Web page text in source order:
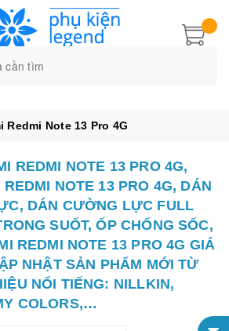
Redmi Note 13 Pro 4G
REDMI NOTE 13 PRO 4G,
NOTE 13 PRO 4G, DÁN
DÁN CƯỜNG LỰC FULL
SUỐT, ỐP CHỐNG SỐC,
REDMI NOTE 13 PRO 4G GIÁ
NHẬT SẢN PHẨM MỚI TỪ
NỔI TIẾNG: NILLKIN,
COLORS,…